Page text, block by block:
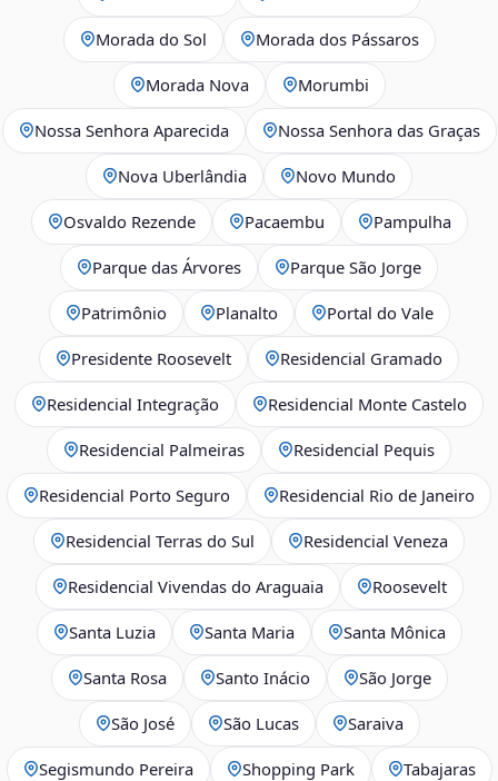
Morada do Sol Morada dos Pássaros
Morada Nova Morumbi
Nossa Senhora Aparecida Nossa Senhora das Graças
Nova Uberlândia Novo Mundo
Osvaldo Rezende Pacaembu Pampulha
Parque das Árvores Parque São Jorge
Patrimônio Planalto Portal do Vale
Presidente Roosevelt Residencial Gramado
Residencial Integração Residencial Monte Castelo
Residencial Palmeiras Residencial Pequis
Residencial Porto Seguro Residencial Rio de Janeiro
Residencial Terras do Sul Residencial Veneza
Residencial Vivendas do Araguaia Roosevelt
Santa Luzia Santa Maria Santa Mônica
Santa Rosa Santo Inácio São Jorge
São José São Lucas Saraiva
Segismundo Pereira Shopping Park Tabajaras